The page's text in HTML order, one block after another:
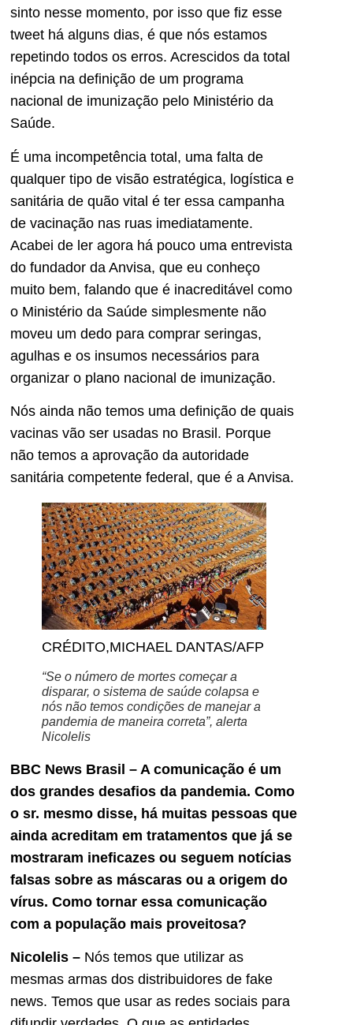
sinto nesse momento, por isso que fiz esse
tweet há alguns dias, é que nós estamos
repetindo todos os erros. Acrescidos da total
inépcia na definição de um programa
nacional de imunização pelo Ministério da
Saúde.
É uma incompetência total, uma falta de
qualquer tipo de visão estratégica, logística e
sanitária de quão vital é ter essa campanha
de vacinação nas ruas imediatamente.
Acabei de ler agora há pouco uma entrevista
do fundador da Anvisa, que eu conheço
muito bem, falando que é inacreditável como
o Ministério da Saúde simplesmente não
moveu um dedo para comprar seringas,
agulhas e os insumos necessários para
organizar o plano nacional de imunização.
Nós ainda não temos uma definição de quais
vacinas vão ser usadas no Brasil. Porque
não temos a aprovação da autoridade
sanitária competente federal, que é a Anvisa.
CRÉDITO,MICHAEL DANTAS/AFP
“Se o número de mortes começar a
disparar, o sistema de saúde colapsa e
nós não temos condições de manejar a
pandemia de maneira correta”, alerta
Nicolelis
BBC News Brasil – A comunicação é um
dos grandes desafios da pandemia. Como
o sr. mesmo disse, há muitas pessoas que
ainda acreditam em tratamentos que já se
mostraram ineficazes ou seguem notícias
falsas sobre as máscaras ou a origem do
vírus. Como tornar essa comunicação
com a população mais proveitosa?
Nicolelis – Nós temos que utilizar as
mesmas armas dos distribuidores de fake
news. Temos que usar as redes sociais para